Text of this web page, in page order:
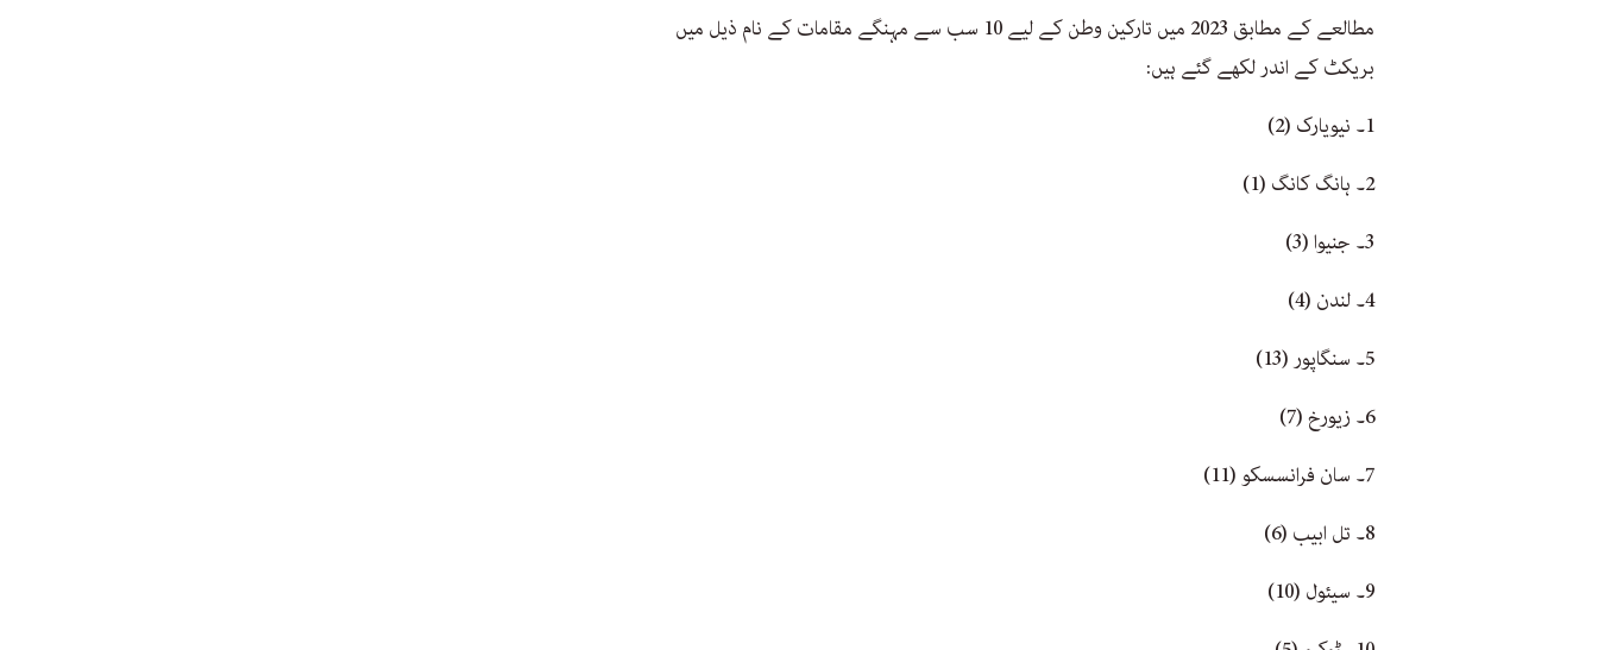
مطالعے کے مطابق 2023 میں تارکین وطن کے لیے 10 سب سے مہنگے مقامات کے نام ذیل میں
بریکٹ کے اندر لکھے گئے ہیں:
1۔ نیویارک (2)
2۔ ہانگ کانگ (1)
3۔ جنیوا (3)
4۔ لندن (4)
5۔ سنگاپور (13)
6۔ زیورخ (7)
7۔ سان فرانسسکو (11)
8۔ تل ابیب (6)
9۔ سیئول (10)